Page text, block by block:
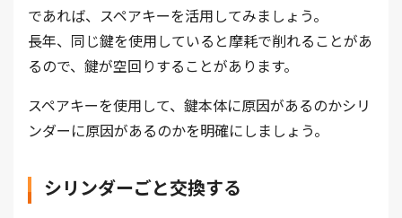
であれば、スペアキーを活用してみましょう。
長年、同じ鍵を使用していると摩耗で削れることがあ
るので、鍵が空回りすることがあります。
スペアキーを使用して、鍵本体に原因があるのかシリ
ンダーに原因があるのかを明確にしましょう。
シリンダーごと交換する